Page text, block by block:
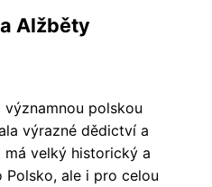
Alžběty
polskou
výrazné dědictví a
velký historický a
Polsko, ale i pro celou